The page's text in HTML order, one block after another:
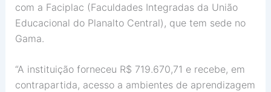
com a Faciplac (Faculdades Integradas da União
Educacional do Planalto Central), que tem sede no
Gama.
“A instituição forneceu R$ 719.670,71 e recebe, em
contrapartida, acesso a ambientes de aprendizagem